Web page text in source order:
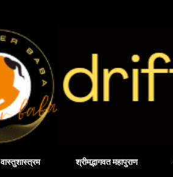
वास्तुशास्त्रम श्रीमद्भागवत महापुराण